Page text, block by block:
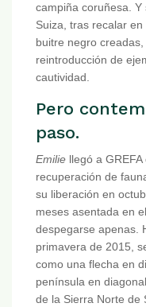
campiña coruñesa.
Suiza, tras recalar
buitre negro
reintroducción de
cautividad.
Pero
paso.
Emilie llegó a
recuperación de
su liberación en
meses asentada en
despegarse apenas.
primavera de 2015,
como una flecha en
península en
de la Sierra Norte de